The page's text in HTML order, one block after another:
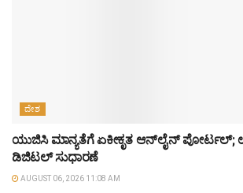
ದೇಶ
ಯುಜಿಸಿ ಮಾನ್ಯತೆಗೆ ಏಕೀಕೃತ ಆನ್‌ಲೈನ್ ಪೋರ್ಟಲ್;
ಡಿಜಿಟಲ್ ಸುಧಾರಣೆ
AUGUST 06, 2026 11:08 AM